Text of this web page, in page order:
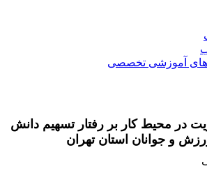
آموزشی تخصصی
در محیط کار بر رفتار تسهیم دانش
و جوانان استان تهران